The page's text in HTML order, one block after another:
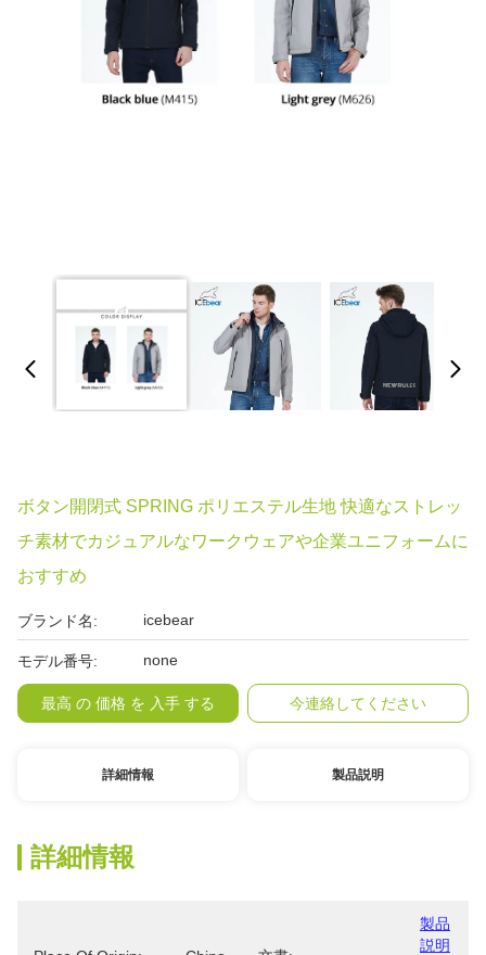
ボタン開閉式 SPRING ポリエステル生地 快適なストレッ
チ素材でカジュアルなワークウェアや企業ユニフォームに
おすすめ
ブランド名: icebear
モデル番号: none
最高 の 価格 を 入手 する 今連絡してください
詳細情報 製品説明
詳細情報
製品
説明